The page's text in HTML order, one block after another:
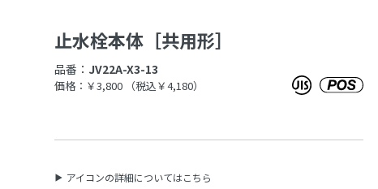
止水栓本体［共用形］
品番： JV22A-X3-13
価格：￥3,800 （税込￥4,180）
アイコンの詳細についてはこちら